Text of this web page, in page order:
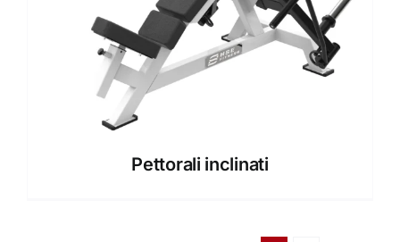
Pettorali inclinati